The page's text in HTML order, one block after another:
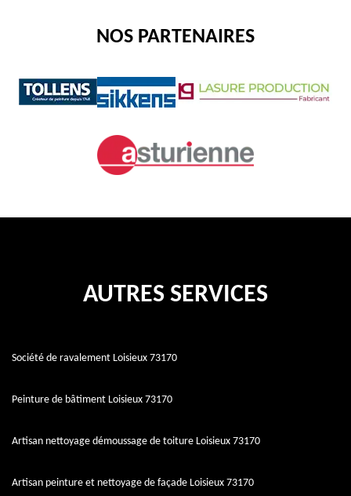
NOS PARTENAIRES
AUTRES SERVICES
Société de ravalement Loisieux 73170
Peinture de bâtiment Loisieux 73170
Artisan nettoyage démoussage de toiture Loisieux 73170
Artisan peinture et nettoyage de façade Loisieux 73170